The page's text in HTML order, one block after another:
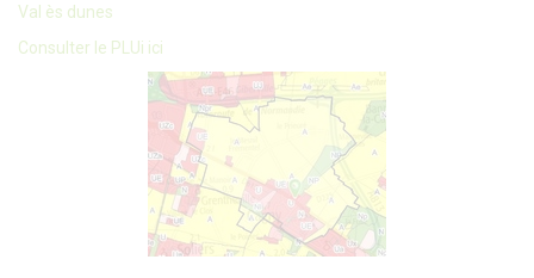
Val ès dunes
Consulter le PLUi ici